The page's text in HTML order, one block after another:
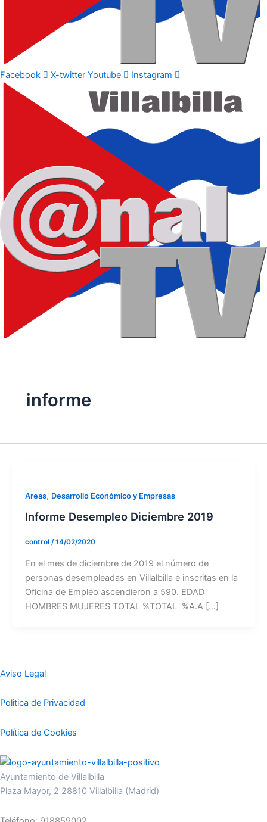
Facebook X-twitter Youtube Instagram
informe
Areas, Desarrollo Económico y Empresas
Informe Desempleo Diciembre 2019
control /14/02/2020
En el mes de diciembre de 2019 el número de
personas desempleadas en Villalbilla e inscritas en la
Oficina de Empleo ascendieron a 590. EDAD
HOMBRES MUJERES TOTAL %TOTAL %A.A […]
Aviso Legal
Politica de Privacidad
Política de Cookies
Ayuntamiento de Villalbilla
Plaza Mayor, 2 28810 Villalbilla (Madrid)